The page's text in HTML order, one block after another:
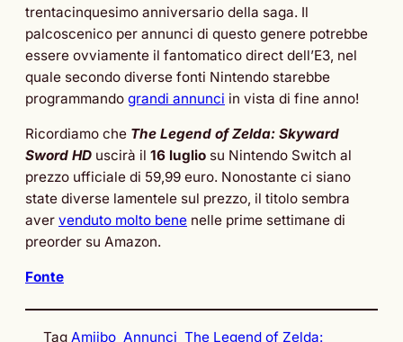
trentacinquesimo anniversario della saga. Il
palcoscenico per annunci di questo genere potrebbe
essere ovviamente il fantomatico direct dell’E3, nel
quale secondo diverse fonti Nintendo starebbe
programmando grandi annunci in vista di fine anno!
Ricordiamo che The Legend of Zelda: Skyward
Sword HD uscirà il 16 luglio su Nintendo Switch al
prezzo ufficiale di 59,99 euro. Nonostante ci siano
state diverse lamentele sul prezzo, il titolo sembra
aver venduto molto bene nelle prime settimane di
preorder su Amazon.
Fonte
Tag Amiibo Annunci The Legend of Zelda: